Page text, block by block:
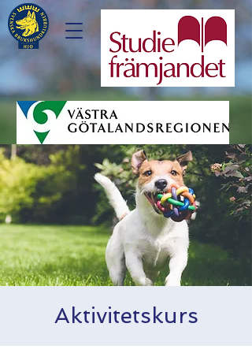
Aktivitetskurs